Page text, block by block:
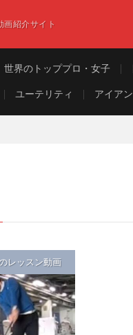
画紹介サイト
世界のトッププロ・女子
ユーテリティ アイアン
レッスン動画